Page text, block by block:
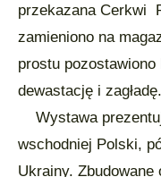
przekazana Cerkwi
zamieniono na
prostu
dewastację i
Wystawa
wschodniej Polski,
Ukrainy. Zbudowane